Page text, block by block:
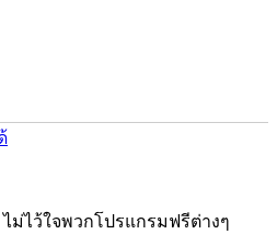
ม่ไว้ใจพวกโปรแกรมฟรีต่างๆ